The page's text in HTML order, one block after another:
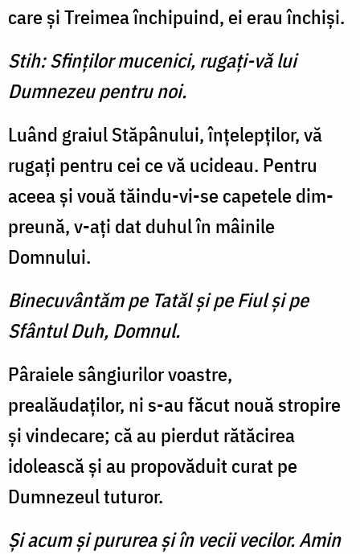
care şi Treimea închi­puind, ei erau închişi.
Stih: Sfinţilor mucenici, rugaţi-vă lui
Dumnezeu pentru noi.
Luând graiul Stăpânului, în­ţelepţilor, vă
rugaţi pentru cei ce vă ucideau. Pentru
aceea şi vouă tăindu-vi-se capetele dim­
preună, v-aţi dat duhul în mâi­nile
Domnului.
Binecuvântăm pe Tatăl şi pe Fiul şi pe
Sfântul Duh, Domnul.
Pâraiele sângiurilor voastre,
prealăudaţilor, ni s-au făcut nouă stropire
şi vindecare; că au pierdut rătăcirea
idolească şi au propovăduit curat pe
Dumnezeul tuturor.
Şi acum şi pururea şi în vecii vecilor. Amin